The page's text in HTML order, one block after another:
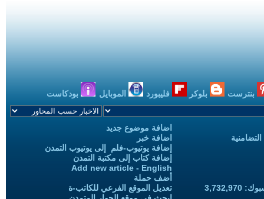
بنترست بلوكر فليبورد الموبايل بودكاست
اضافة موضوع جديد
اضافة خبر
إضافة يوتيوب-فلم إلى يوتيوب التمدن
إضافة كتاب إلى مكتبة التمدن
Add new article - English
أضف حملة
تعديل الموقع الفرعي للكاتب-ة